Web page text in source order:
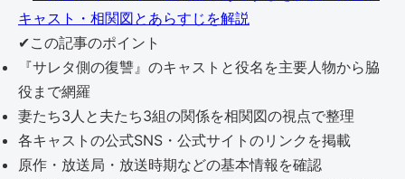
キャスト・相関図とあらすじを解説
✔この記事のポイント
『サレタ側の復讐』のキャストと役名を主要人物から脇
役まで網羅
妻たち3人と夫たち3組の関係を相関図の視点で整理
各キャストの公式SNS・公式サイトのリンクを掲載
原作・放送局・放送時期などの基本情報を確認